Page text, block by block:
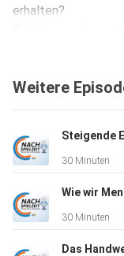
erhalten?
Das besprechen
Landsberg-Velen,
Holzkontors im
Rhein-Berg-
Weitere
30 Minuten
30 Minuten